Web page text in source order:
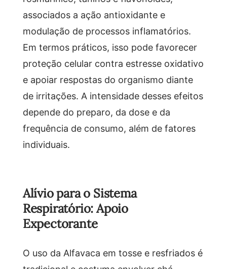
associados a ação antioxidante e
modulação de processos inflamatórios.
Em termos práticos, isso pode favorecer
proteção celular contra estresse oxidativo
e apoiar respostas do organismo diante
de irritações. A intensidade desses efeitos
depende do preparo, da dose e da
frequência de consumo, além de fatores
individuais.
Alívio para o Sistema
Respiratório: Apoio
Expectorante
O uso da Alfavaca em tosse e resfriados é